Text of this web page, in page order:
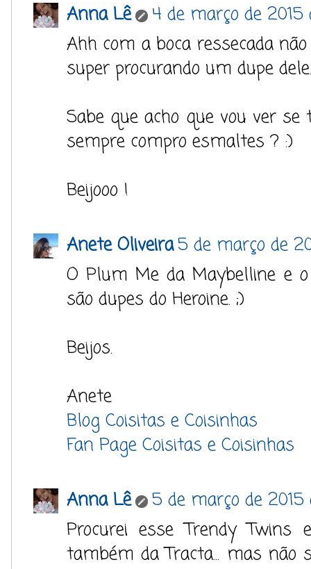
Anna Lê
4 de março de 2015
Ahh com a boca ressecada
super procurando um dupe
Sabe que acho que vou ver
sempre compro esmaltes ? :)
Beijooo !
Anete Oliveira5 de março de
O Plum Me da Maybelline e
são dupes do Heroine. ;)
Beijos.
Anete
Blog Coisitas e Coisinhas
Fan Page Coisitas e Coisinhas
Anna Lê
5 de março de 2015
Procurei esse Trendy
também da Tracta... mas não